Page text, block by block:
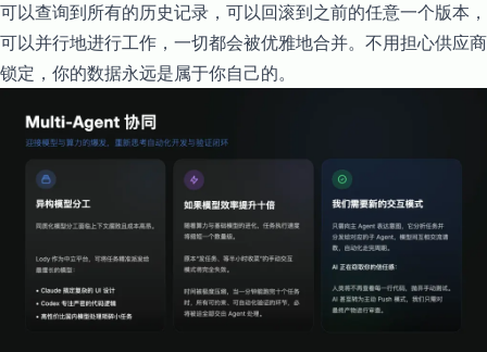
可以查询到所有的历史记录，可以回滚到之前的任意一个版本，
可以并行地进行工作，一切都会被优雅地合并。不用担心供应商
锁定，你的数据永远是属于你自己的。